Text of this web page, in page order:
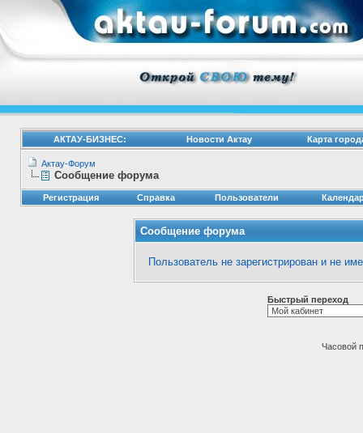
АКТАУ-БИЗНЕС: Новости Актау Карта
Актау-Форум
Сообщение форума
Регистрация Справка Пользователи
Сообщение форума
Пользователь не зарегистрирован и не
Быстрый переход
Часовой